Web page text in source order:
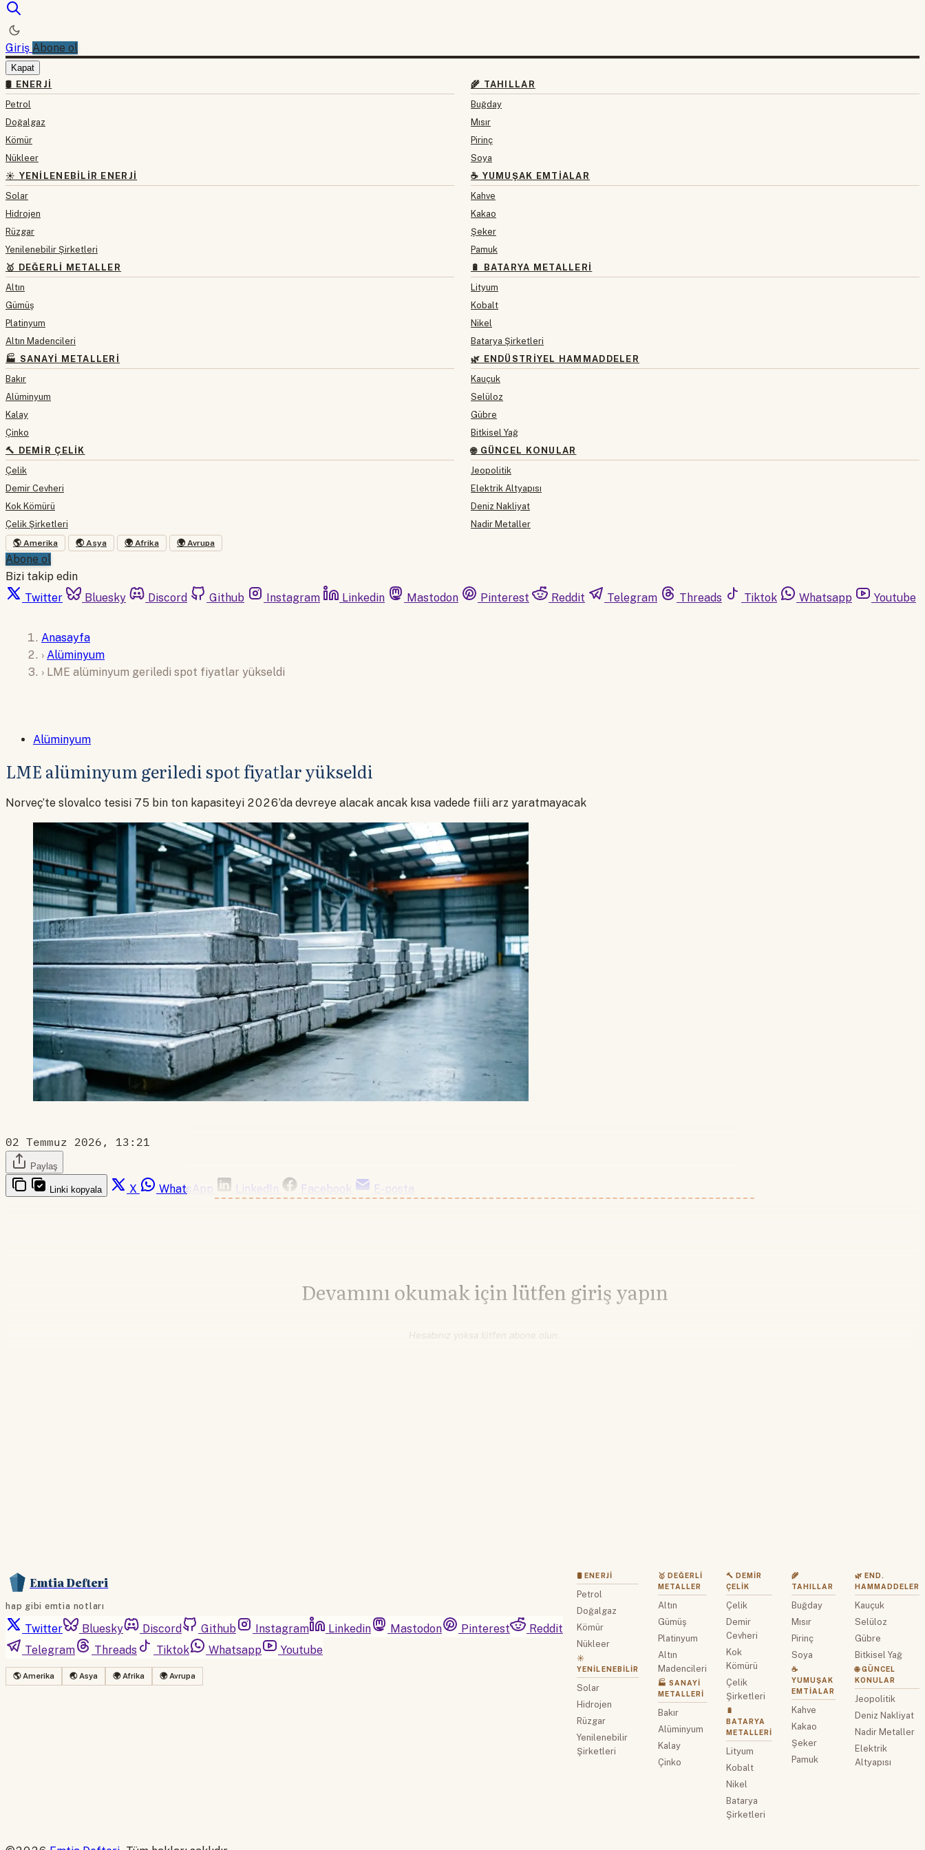
Giriş Abone ol
Kapat
🛢 ENERJI
Petrol
Doğalgaz
Kömür
Nükleer
☀️ YENILENEBILIR ENERJI
Solar
Hidrojen
Rüzgar
Yenilenebilir Şirketleri
🥇 DEĞERLI METALLER
Altın
Gümüş
Platinyum
Altın Madencileri
🏭 SANAYI METALLERI
Bakır
Alüminyum
Kalay
Çinko
🔨 DEMIR ÇELIK
Çelik
Demir Cevheri
Kok Kömürü
Çelik Şirketleri
🌾 TAHILLAR
Buğday
Mısır
Pirinç
Soya
☕ YUMUŞAK EMTIALAR
Kahve
Kakao
Şeker
Pamuk
🔋 BATARYA METALLERI
Lityum
Kobalt
Nikel
Batarya Şirketleri
🌿 ENDÜSTRIYEL HAMMADDELER
Kauçuk
Selüloz
Gübre
Bitkisel Yağ
🌐 GÜNCEL KONULAR
Jeopolitik
Elektrik Altyapısı
Deniz Nakliyat
Nadir Metaller
🌎 Amerika 🌏 Asya 🌍 Afrika 🌍 Avrupa
Abone ol
Bizi takip edin
Twitter
Bluesky Discord Github Instagram Linkedin Mastodon Pinterest Reddit Telegram Threads Tiktok Whatsapp Youtube
Anasayfa
› Alüminyum
› LME alüminyum geriledi spot fiyatlar yükseldi
Alüminyum
LME alüminyum geriledi spot fiyatlar yükseldi
Norveç’te slovalco tesisi 75 bin ton kapasiteyi 2026’da devreye alacak ancak kısa vadede fiili arz yaratmayacak
02 Temmuz 2026, 13:21
Paylaş
Linki kopyala X WhatsApp LinkedIn Facebook E-posta
Devamını okumak için lütfen giriş yapın
Hesabınız yoksa lütfen abone olun.
Emtia Defteri
hap gibi emtia notları
Twitter Bluesky Discord Github Instagram Linkedin Mastodon Pinterest
Reddit
Telegram
Threads Tiktok Whatsapp Youtube
🌎 Amerika 🌏 Asya 🌍 Afrika 🌍 Avrupa
🛢 ENERJI
Petrol
Doğalgaz
Kömür
Nükleer
☀️
YENILENEBILIR
Solar
Hidrojen
Rüzgar
Yenilenebilir
Şirketleri
🥇 DEĞERLI
METALLER
Altın
Gümüş
Platinyum
Altın
Madencileri
🏭 SANAYI
METALLERI
Bakır
Alüminyum
Kalay
Çinko
🔨 DEMIR
ÇELIK
Çelik
Demir
Cevheri
Kok
Kömürü
Çelik
Şirketleri
🔋
BATARYA
METALLERI
Lityum
Kobalt
Nikel
Batarya
Şirketleri
🌾
TAHILLAR
Buğday
Mısır
Pirinç
Soya
☕
YUMUŞAK
EMTIALAR
Kahve
Kakao
Şeker
Pamuk
🌿 END.
HAMMADDELER
Kauçuk
Selüloz
Gübre
Bitkisel Yağ
🌐 GÜNCEL
KONULAR
Jeopolitik
Deniz Nakliyat
Nadir Metaller
Elektrik
Altyapısı